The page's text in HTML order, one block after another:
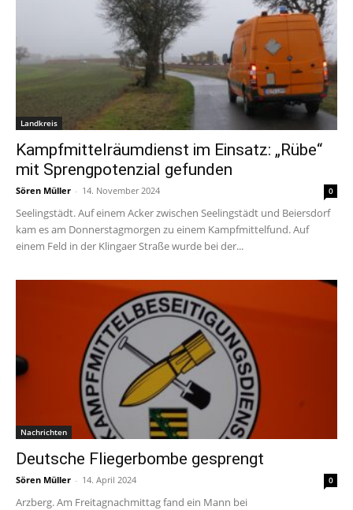
Landkreis
Kampfmittelräumdienst im Einsatz: „Rübe“
mit Sprengpotenzial gefunden
Sören Müller - 14. November 2024 0
Seelingstädt. Auf einem Acker zwischen Seelingstädt und Beiersdorf
kam es am Donnerstagmorgen zu einem Kampfmittelfund. Auf
einem Feld in der Klingaer Straße wurde bei der...
Nachrichten
Deutsche Fliegerbombe gesprengt
Sören Müller - 14. April 2024 0
Arzberg. Am Freitagnachmittag fand ein Mann bei